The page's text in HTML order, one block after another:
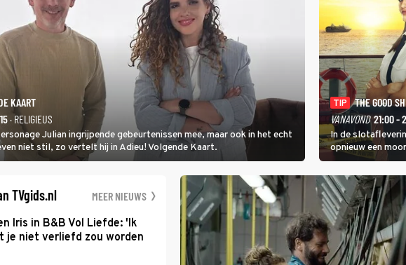
KAART
· RELIGIEUS
Julian ingrijpende gebeurtenissen mee, maar ook in het echt
niet stil, zo vertelt hij in Adieu! Volgende Kaart.
TIP
THE GOOD
VANAVOND 21:00 -
In de
opnieuw een
waarbij dit keer
kapitein Marlowe
TVgids.nl MEER NIEUWS
Iris in B&B Vol Liefde: 'Ik
je niet verliefd zou worden